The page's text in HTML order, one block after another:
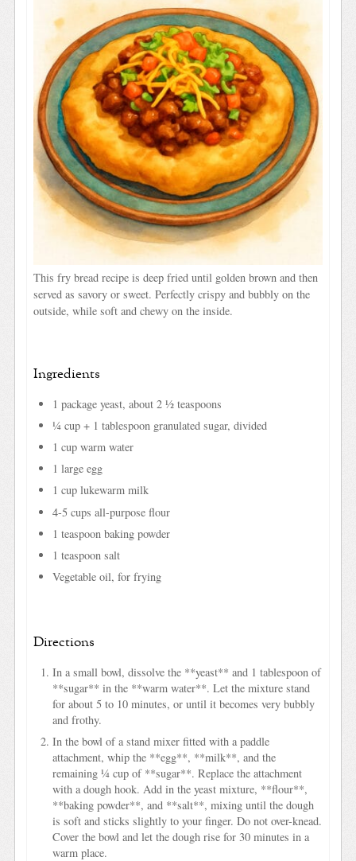
This fry bread recipe is deep fried until golden brown and then
served as savory or sweet. Perfectly crispy and bubbly on the
outside, while soft and chewy on the inside.
Ingredients
1 package yeast, about 2 ½ teaspoons
¼ cup + 1 tablespoon granulated sugar, divided
1 cup warm water
1 large egg
1 cup lukewarm milk
4-5 cups all-purpose flour
1 teaspoon baking powder
1 teaspoon salt
Vegetable oil, for frying
Directions
In a small bowl, dissolve the **yeast** and 1 tablespoon of
**sugar** in the **warm water**. Let the mixture stand
for about 5 to 10 minutes, or until it becomes very bubbly
and frothy.
In the bowl of a stand mixer fitted with a paddle
attachment, whip the **egg**, **milk**, and the
remaining ¼ cup of **sugar**. Replace the attachment
with a dough hook. Add in the yeast mixture, **flour**,
**baking powder**, and **salt**, mixing until the dough
is soft and sticks slightly to your finger. Do not over-knead.
Cover the bowl and let the dough rise for 30 minutes in a
warm place.